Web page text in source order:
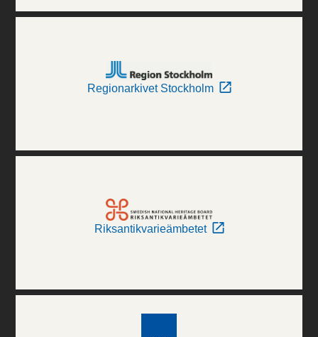
Regionarkivet Stockholm
Riksantikvarieämbetet